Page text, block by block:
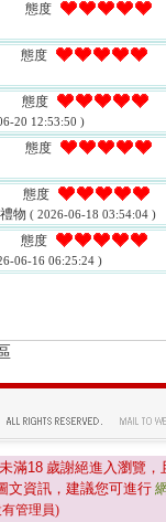
態度
態度
態度
20 12:53:50 )
態度
態度
物 ( 2026-06-18 03:54:04 )
態度
06-16 06:25:24 )
滿18 歲謝絕進入瀏覽，
文資訊，建議您可進行
管理員)